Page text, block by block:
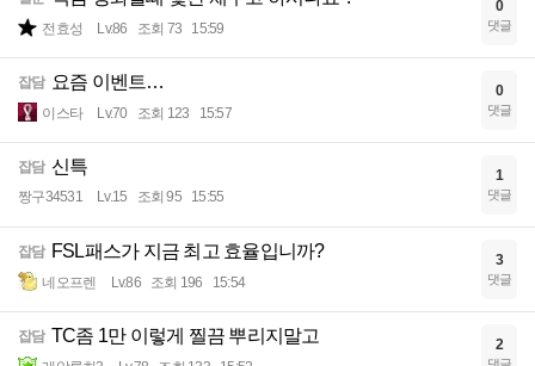
전효성 Lv.86 조회 73 15:59
0
댓글
잡담 요즘 이벤트…
이스타 Lv.70 조회 123 15:57
0
댓글
잡담 신특
짱구34531 Lv.15 조회 95 15:55
1
댓글
잡담 FSL패스가 지금 최고 효율입니까?
네오프렌 Lv.86 조회 196 15:54
3
댓글
잡담 TC좀 1만 이렇게 찔끔 뿌리지말고 2